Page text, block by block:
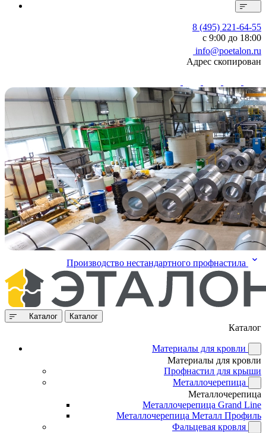
8 (495) 221-64-55
с 9:00 до 18:00
info@poetalon.ru
Адрес скопирован
Производство нестандартного профнастила
Каталог Каталог
Каталог
Материалы для кровли
Материалы для кровли
Профнастил для крыши
Металлочерепица
Металлочерепица
Металлочерепица Grand Line
Металлочерепица Металл Профиль
Фальцевая кровля